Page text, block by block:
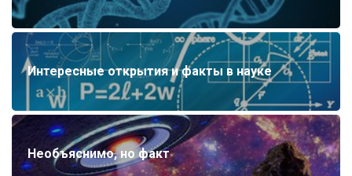
Интересные открытия и факты в науке
Необъяснимо, но факт